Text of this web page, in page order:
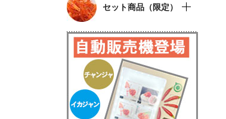
セット商品（限定）